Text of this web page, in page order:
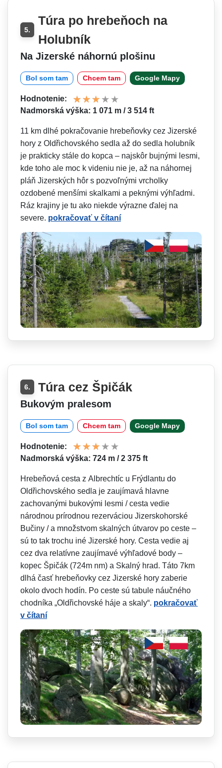
5.
Túra po hrebeňoch na
Holubník
Na Jizerské náhornú plošinu
Bol som tam Chcem tam Google Mapy
Hodnotenie:
Nadmorská výška: 1 071 m / 3 514 ft
11 km dlhé pokračovanie hrebeňovky cez Jizerské
hory z Oldřichovského sedla až do sedla holubník
je prakticky stále do kopca – najskôr bujnými lesmi,
kde toho ale moc k videniu nie je, až na náhornej
pláň Jizerských hôr s pozvoľnými vrcholky
ozdobené menšími skalkami a peknými výhľadmi.
Ráz krajiny je tu ako niekde výrazne ďalej na
severe. pokračovať v čítaní
6. Túra cez Špičák
Bukovým pralesom
Bol som tam Chcem tam Google Mapy
Hodnotenie:
Nadmorská výška: 724 m / 2 375 ft
Hrebeňová cesta z Albrechtíc u Frýdlantu do
Oldřichovského sedla je zaujímavá hlavne
zachovanými bukovými lesmi / cesta vedie
národnou prírodnou rezerváciou Jizerskohorské
Bučiny / a množstvom skalných útvarov po ceste –
sú to tak trochu iné Jizerské hory. Cesta vedie aj
cez dva relatívne zaujímavé výhľadové body –
kopec Špičák (724m nm) a Skalný hrad. Táto 7km
dlhá časť hrebeňovky cez Jizerské hory zaberie
okolo dvoch hodín. Po ceste sú tabule náučného
chodníka „Oldřichovské háje a skaly“. pokračovať
v čítaní